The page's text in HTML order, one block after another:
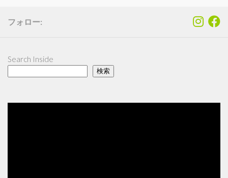
フォロー:
Search Inside
検索